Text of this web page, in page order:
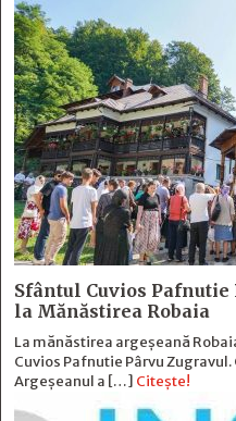
Sfântul Cuvios
la Mănăstirea Robaia
La mănăstirea argeșeană
Cuvios Pafnutie Pârvu
Argeșeanul a […] Citește!